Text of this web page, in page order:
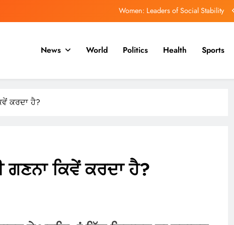
Women: Leaders of Social Stability
ਮਯੰਕ ਡਾਗਰ ਨੂੰ ਡੀਪੀਐਲ ਰਾਹੀਂ ਆਈਪੀਐਲ ਵਿੱਚ ਵਾਪਸੀ ਦੀ ਉਮੀਦ ਹੈ
News World Politics Health Sports
ਕਰਦਾ ਹੈ?
ਕਿਵੇਂ ਕਰਦਾ ਹੈ?